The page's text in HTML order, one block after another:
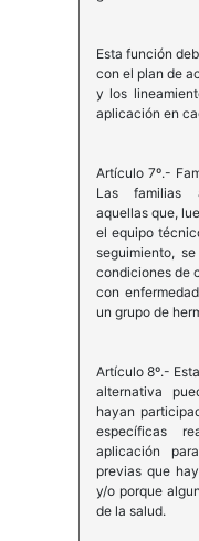
Esta función
con el plan de
y los
aplicación en
Artículo 7º.-
Las familias
aquellas que,
el equipo
seguimiento,
condiciones de
con
un grupo de
Artículo 8º.-
alternativa
hayan
específicas
aplicación
previas que
y/o porque
de la salud.